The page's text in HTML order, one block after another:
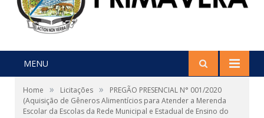
MENU
Home » Licitações »
PREGÃO PRESENCIAL N° 001/2020
(Aquisição de Gêneros Alimentícios para Atender a Merenda
Escolar da Escolas da Rede Municipal e Estadual de Ensino do